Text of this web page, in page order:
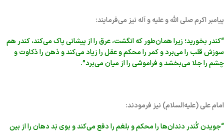
پیامبر اکرم صلی الله و علیه و آله نیز می‌فرمایند:
“کندر بخورید؛ زیرا همان‌طور که انگشت، عرق را از پیشانی پاک می‌کند، کندر هم
سوزش قلب را می‌برد و کمر را محکم و عقل را زیاد می‌کند و ذهن را ذکاوت و
چشم را جلا می‌بخشد و فراموشی را از میان می‌برد”.
امام علی (علیه‌السلام) نیز فرمودند:
“جویدن کُندر دندان‌ها را محکم و بلغم را دفع می‌کند و بوی بَد دهان را از بین